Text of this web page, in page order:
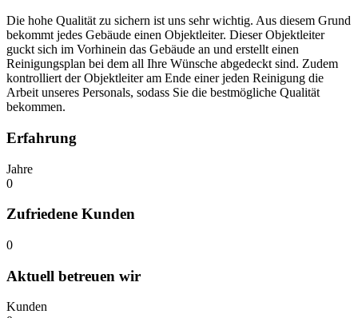
Die hohe Qualität zu sichern ist uns sehr wichtig. Aus diesem Grund
bekommt jedes Gebäude einen Objektleiter. Dieser Objektleiter
guckt sich im Vorhinein das Gebäude an und erstellt einen
Reinigungsplan bei dem all Ihre Wünsche abgedeckt sind. Zudem
kontrolliert der Objektleiter am Ende einer jeden Reinigung die
Arbeit unseres Personals, sodass Sie die bestmögliche Qualität
bekommen.
Erfahrung
Jahre
0
Zufriedene Kunden
0
Aktuell betreuen wir
Kunden